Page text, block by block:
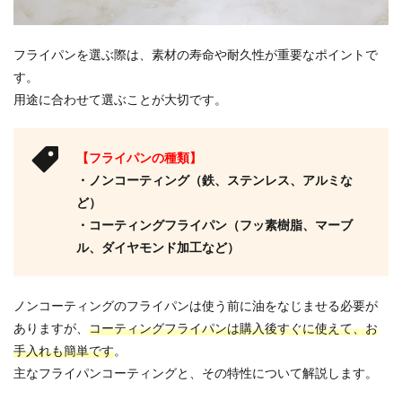
フライパンを選ぶ際は、素材の寿命や耐久性が重要なポイントで
す。
用途に合わせて選ぶことが大切です。
【フライパンの種類】
・ノンコーティング（鉄、ステンレス、アルミな
ど）
・コーティングフライパン（フッ素樹脂、マーブ
ル、ダイヤモンド加工など）
ノンコーティングのフライパンは使う前に油をなじませる必要が
ありますが、 コーティングフライパンは購入後すぐに使えて、お
手入れも簡単です。
主なフライパンコーティングと、その特性について解説します。